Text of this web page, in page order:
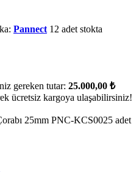
Pannect 12 adet stokta
gereken tutar: 25.000,00 ₺
ücretsiz kargoya ulaşabilirsiniz!
25mm PNC-KCS0025 adet